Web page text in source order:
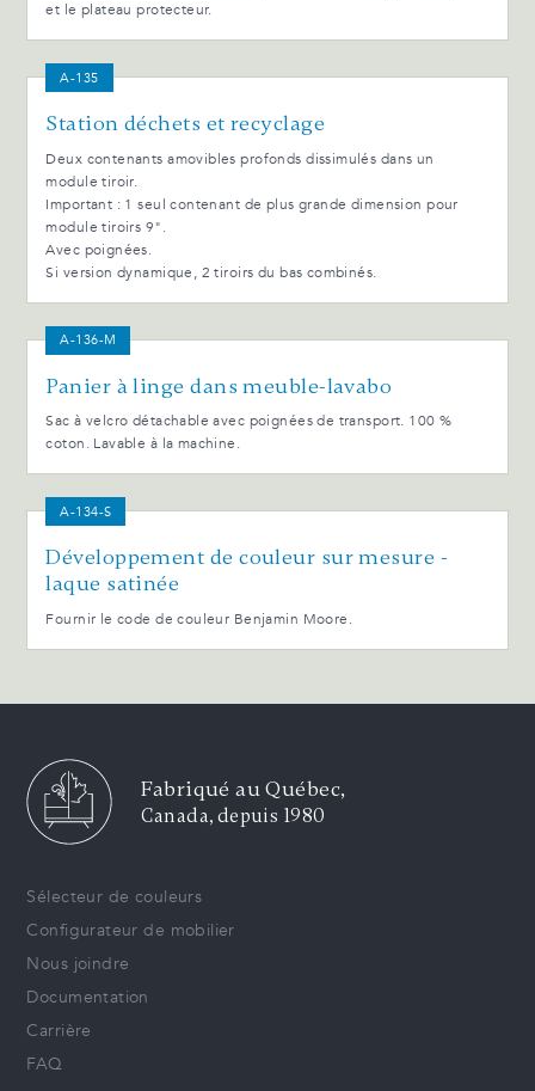
et le plateau protecteur.
A-135
Station déchets et recyclage
Deux contenants amovibles profonds dissimulés dans un
module tiroir.
Important : 1 seul contenant de plus grande dimension pour
module tiroirs 9".
Avec poignées.
Si version dynamique, 2 tiroirs du bas combinés.
A-136-M
Panier à linge dans meuble-lavabo
Sac à velcro détachable avec poignées de transport. 100 %
coton. Lavable à la machine.
A-134-S
Développement de couleur sur mesure -
laque satinée
Fournir le code de couleur Benjamin Moore.
Fabriqué au Québec,
Canada, depuis 1980
Sélecteur de couleurs
Configurateur de mobilier
Nous joindre
Documentation
Carrière
FAQ